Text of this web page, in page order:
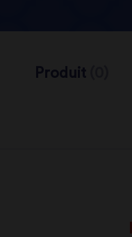
Produit